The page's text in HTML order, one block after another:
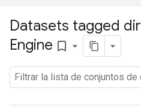
Datasets tagged
Engine bookmark_border